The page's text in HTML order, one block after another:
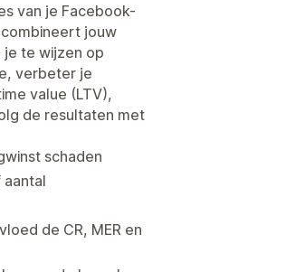
van je Facebook-
jouw
te wijzen op
verbeter je
value (LTV),
de resultaten met
schaden
de CR, MER en